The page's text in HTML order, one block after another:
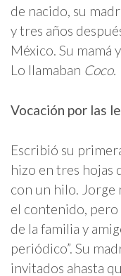
de nacido, su
y tres años
México. Su mamá
Lo llamaban Coco.
Vocación por las
Escribió su
hizo en tres hojas
con un hilo. Jorge
el contenido,
de la familia y
periódico”. Su
invitados ahasta